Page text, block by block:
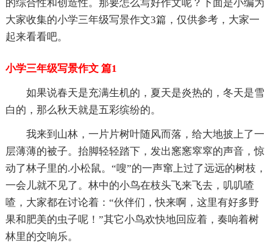
的综合性和创造性。那要怎么写好作文呢？下面是小编为
大家收集的小学三年级写景作文3篇，仅供参考，大家一
起来看看吧。
小学三年级写景作文 篇1
如果说春天是充满生机的，夏天是炎热的，冬天是雪
白的，那么秋天就是五彩缤纷的。
我来到山林，一片片树叶随风而落，给大地披上了一
层薄薄的被子。抬脚轻轻踏下，发出窸窸窣窣的声音，惊
动了林子里的.小松鼠。“嗖”的一声窜上过了远远的树枝，
一会儿就不见了。林中的小鸟在枝头飞来飞去，叽叽喳
喳，大家都在讨论着：“伙伴们，快来啊，这里有好多野
果和肥美的虫子呢！”其它小鸟欢快地回应着，奏响着树
林里的交响乐。